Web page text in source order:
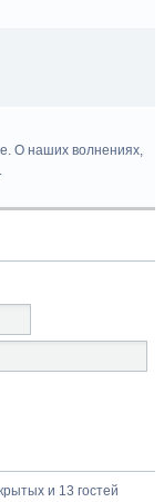
О наших волнениях,
и 13 гостей